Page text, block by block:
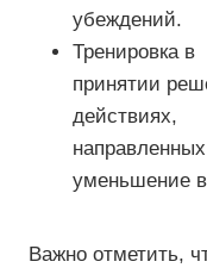
убеждений.
Тренировка в
принятии
действиях,
уменьшение
Важно отметить,